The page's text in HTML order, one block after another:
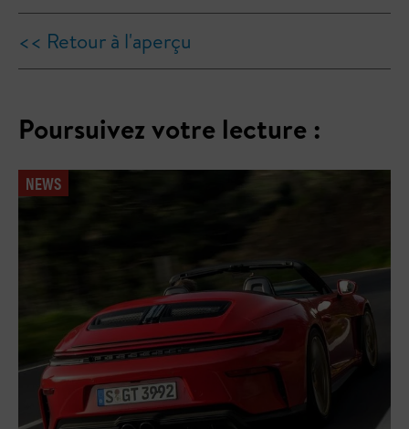
<< Retour à l'aperçu
Poursuivez votre lecture :
NEWS